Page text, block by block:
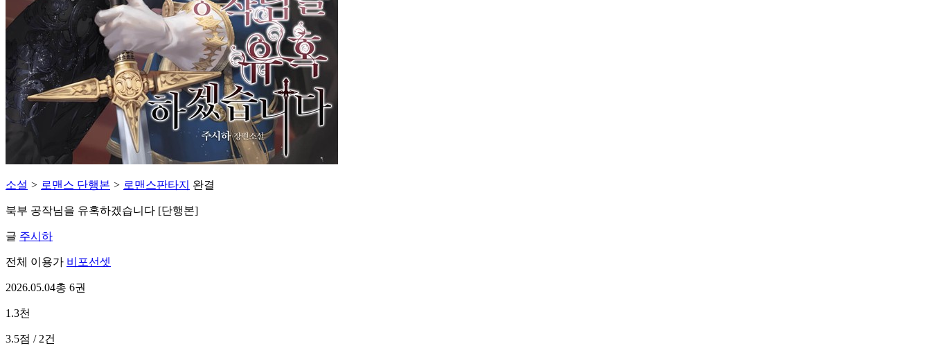
소설 > 로맨스 단행본 > 로맨스판타지 완결
북부 공작님을 유혹하겠습니다 [단행본]
글 주시하
전체 이용가 비포선셋
2026.05.04총 6권
1.3천
3.5점 / 2건